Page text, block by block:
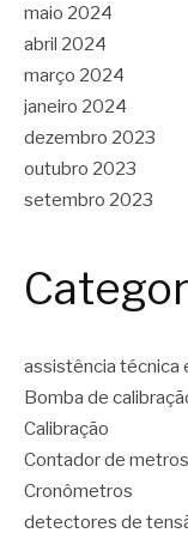
maio 2024
abril 2024
março 2024
janeiro 2024
dezembro 2023
outubro 2023
setembro 2023
assistência técnica
Bomba de
Calibração
Contador de metros
Cronômetros
detectores de